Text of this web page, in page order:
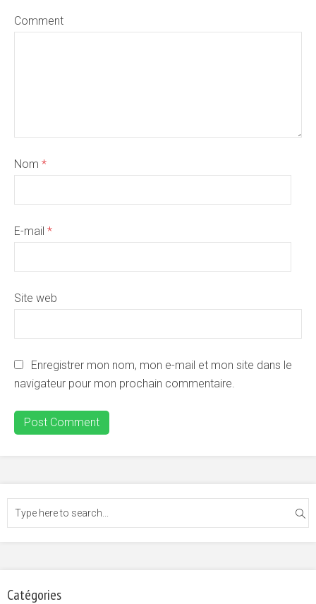
Comment
Nom *
E-mail *
Site web
Enregistrer mon nom, mon e-mail et mon site dans le
navigateur pour mon prochain commentaire.
Catégories